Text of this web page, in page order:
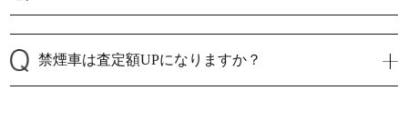
禁煙車は査定額UPになりますか？